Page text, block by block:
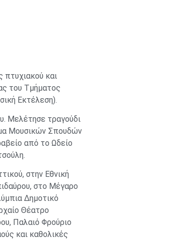
πτυχιακού και
του Τμήματος
Εκτέλεση).
Μελέτησε τραγούδι
Μουσικών Σπουδών
από το Ωδείο
στην Εθνική
στο Μέγαρο
Δημοτικό
Θέατρο
Παλαιό Φρούριο
και καθολικές